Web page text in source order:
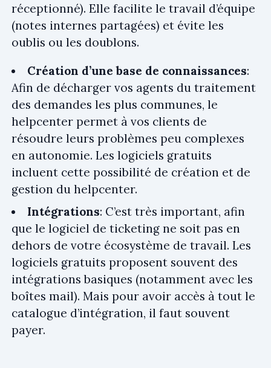
réceptionné). Elle facilite le travail d’équipe
(notes internes partagées) et évite les
oublis ou les doublons.
Création d’une base de connaissances:
Afin de décharger vos agents du traitement
des demandes les plus communes, le
helpcenter permet à vos clients de
résoudre leurs problèmes peu complexes
en autonomie. Les logiciels gratuits
incluent cette possibilité de création et de
gestion du helpcenter.
Intégrations: C’est très important, afin
que le logiciel de ticketing ne soit pas en
dehors de votre écosystème de travail. Les
logiciels gratuits proposent souvent des
intégrations basiques (notamment avec les
boîtes mail). Mais pour avoir accès à tout le
catalogue d’intégration, il faut souvent
payer.